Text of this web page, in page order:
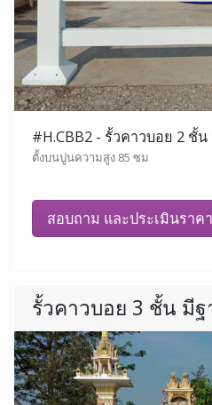
#H.CBB2 - รั้วคาวบอย 2 ชั้
ตั้งบนปูนความสูง 85 ซม
สอบถาม และประเมินราคา
รั้วคาวบอย 3 ชั้น มี